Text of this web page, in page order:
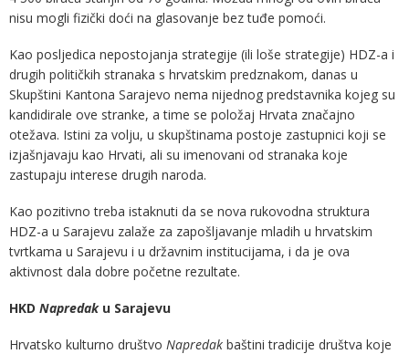
nisu mogli fizički doći na glasovanje bez tuđe pomoći.
Kao posljedica nepostojanja strategije (ili loše strategije) HDZ-a i
drugih političkih stranaka s hrvatskim predznakom, danas u
Skupštini Kantona Sarajevo nema nijednog predstavnika kojeg su
kandidirale ove stranke, a time se položaj Hrvata značajno
otežava. Istini za volju, u skupštinama postoje zastupnici koji se
izjašnjavaju kao Hrvati, ali su imenovani od stranaka koje
zastupaju interese drugih naroda.
Kao pozitivno treba istaknuti da se nova rukovodna struktura
HDZ-a u Sarajevu zalaže za zapošljavanje mladih u hrvatskim
tvrtkama u Sarajevu i u državnim institucijama, i da je ova
aktivnost dala dobre početne rezultate.
HKD Napredaku Sarajevu
Hrvatsko kulturno društvo Napredak baštini tradicije društva koje